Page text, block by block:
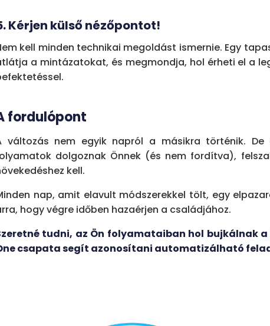
Kérjen külső nézőpontot!
kell minden technikai megoldást ismernie. Egy
a mintázatokat, és megmondja, hol érheti el a
fordulópont
változás nem egyik napról a másikra történik.
dolgoznak Önnek (és nem fordítva),
kell.
nap, amit elavult módszerekkel tölt, egy
hogy végre időben hazaérjen a családjához.
tudni, az Ön folyamataiban hol bujkálnak
csapata segít azonosítani automatizálható